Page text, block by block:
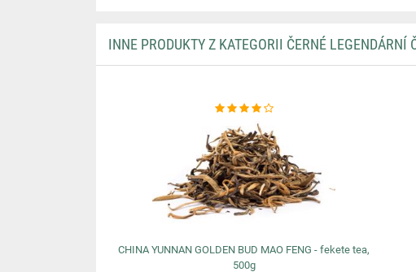
INNE PRODUKTY Z KATEGORII ČERNÉ LEGENDÁRNÍ
CHINA YUNNAN GOLDEN BUD MAO FENG - fekete tea,
500g